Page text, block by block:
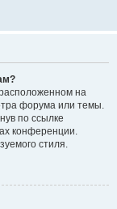
на
форума или темы.
по ссылке
конференции.
стиля.